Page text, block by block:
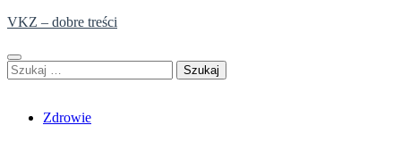
Skip
content
VKZ – dobre treści
Szukaj:
Zdrowie